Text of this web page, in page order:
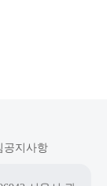
공지사항